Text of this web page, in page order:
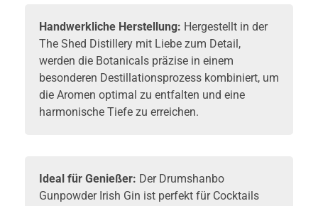
Handwerkliche Herstellung: Hergestellt in der
The Shed Distillery mit Liebe zum Detail,
werden die Botanicals präzise in einem
besonderen Destillationsprozess kombiniert, um
die Aromen optimal zu entfalten und eine
harmonische Tiefe zu erreichen.
Ideal für Genießer: Der Drumshanbo
Gunpowder Irish Gin ist perfekt für Cocktails